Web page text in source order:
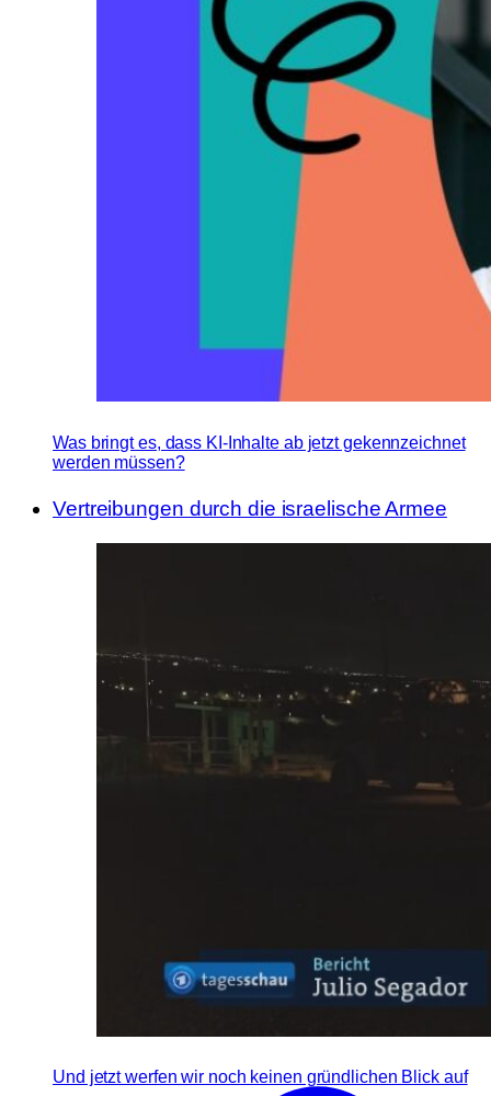
Was bringt es, dass KI-Inhalte ab jetzt gekennzeichnet
werden müssen?
Vertreibungen durch die israelische Armee
Und jetzt werfen wir noch keinen gründlichen Blick auf